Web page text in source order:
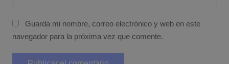
Guarda mi nombre, correo electrónico y web en este
navegador para la próxima vez que comente.